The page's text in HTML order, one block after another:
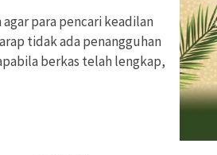
para pencari keadilan
tidak ada penangguhan
berkas telah lengkap,